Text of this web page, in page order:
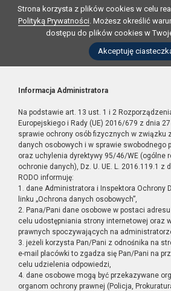
Strona korzysta z plików cookies w celu
Polityką Prywatności. Możesz określić
dostępu do plików cookies w
Akceptuję
Informacja Administratora
Na podstawie art. 13 ust. 1 i 2
Europejskiego i Rady (UE) 2016/679 z dnia
sprawie ochrony osób fizycznych w związku
danych osobowych i w sprawie swobodnego
oraz uchylenia dyrektywy 95/46/WE (ogólne
ochronie danych), Dz. U. UE. L. 2016.119.1 z
RODO informuję:
1. dane Administratora i Inspektora Ochrony
linku „Ochrona danych osobowych”,
2. Pana/Pani dane osobowe w postaci
celu udostępniania strony internetowej oraz
prawnych spoczywających na
3. jeżeli korzysta Pan/Pani z odnośnika na
e-mail placówki to zgadza się Pan/Pani na
celu udzielenia odpowiedzi,
4. dane osobowe mogą być przekazywane
organom ochrony prawnej (Policja,